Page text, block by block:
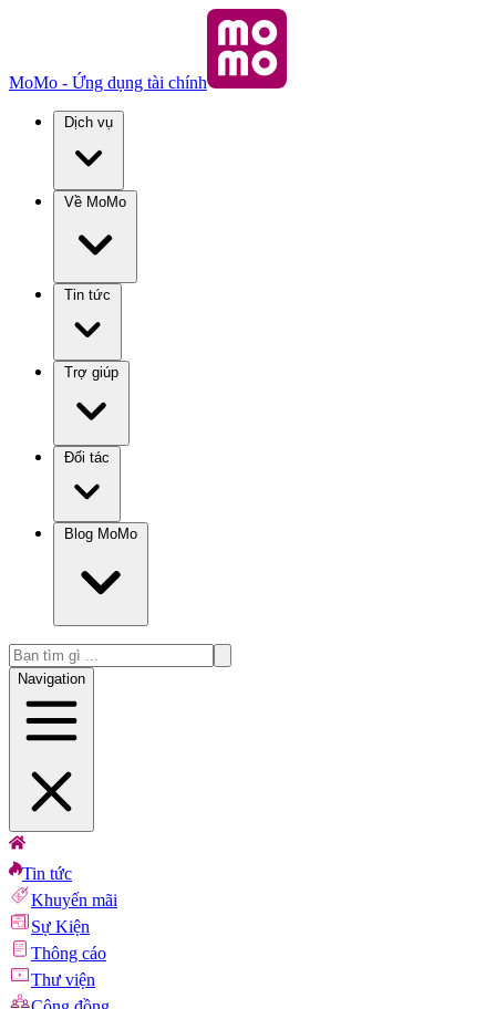
MoMo - Ứng dụng tài chính
Dịch vụ
Về MoMo
Tin tức
Trợ giúp
Đối tác
Blog MoMo
Navigation
Tin tức
Khuyến mãi
Sự Kiện
Thông cáo
Thư viện